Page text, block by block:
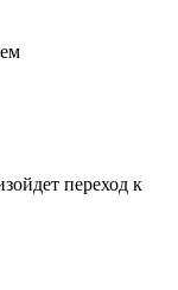
переход к